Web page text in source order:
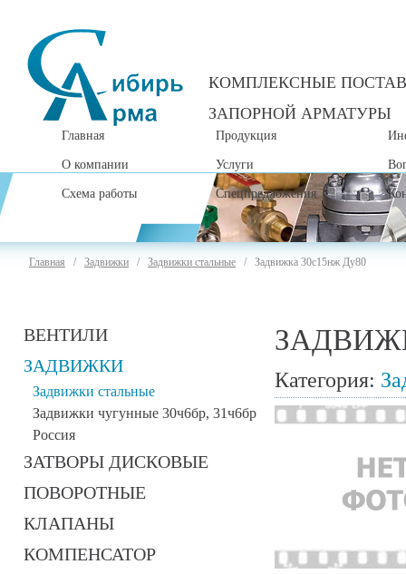
КОМПЛЕКСНЫЕ
ЗАПОРНОЙ АРМАТУРЫ
Главная Продукция
О компании Услуги
Схема работы Спецпредложения
ВЕНТИЛИ
ЗАДВИЖКИ
Задвижки стальные
Задвижки чугунные 30ч6бр, 31ч6бр
Россия
ЗАТВОРЫ ДИСКОВЫЕ
ПОВОРОТНЫЕ
КЛАПАНЫ
КОМПЕНСАТОР
Главная / Задвижки / Задвижки стальные / Задвижка 30с15нж Ду80
Категория: